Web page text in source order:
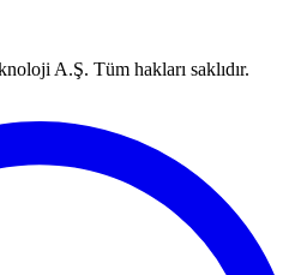
A.Ş. Tüm hakları saklıdır.